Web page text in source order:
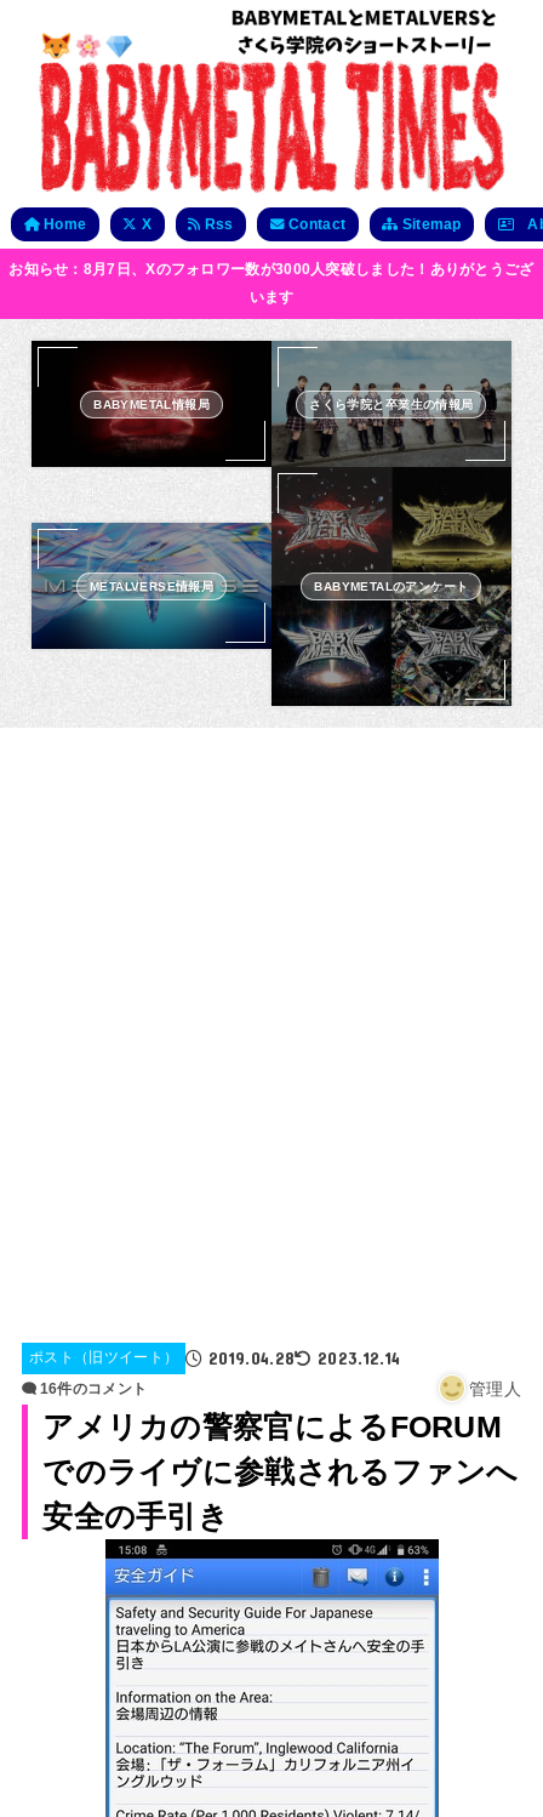
Home X Rss Contact Sitemap
お知らせ：8月7日、Xのフォロワー数が3000人突破しました！ありがとうござ
います
BABYMETAL情報局 さくら学院と卒業生の情報局
METALVERSE情報局 BABYMETALのアンケート
ポスト（旧ツイート） 2019.04.28 2023.12.14
16件のコメント 管理人
アメリカの警察官によるFORUM
でのライヴに参戦されるファンへ
安全の手引き